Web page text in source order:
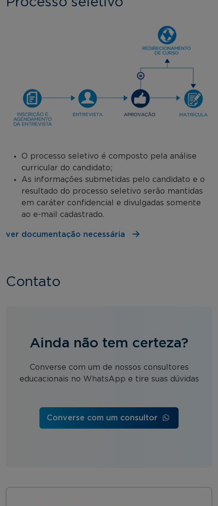
O processo seletivo é composto pela análise
curricular do candidato;
As informações submetidas pelo candidato e o
resultado do processo seletivo serão mantidas
em caráter confidencial e divulgadas somente
ao e-mail cadastrado.
ver documentação necessária
Contato
Ainda não tem certeza?
Converse com um de nossos consultores
educacionais no WhatsApp e tire suas dúvidas
Converse com um consultor